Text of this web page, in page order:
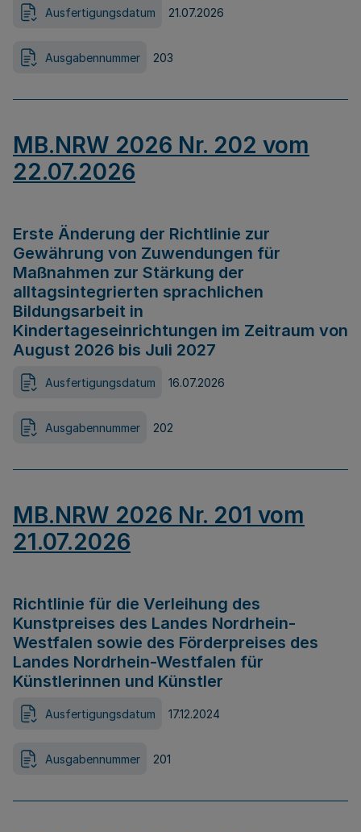
Ausfertigungsdatum 21.07.2026
Ausgabennummer 203
MB.NRW 2026 Nr. 202 vom
22.07.2026
Erste Änderung der Richtlinie zur
Gewährung von Zuwendungen für
Maßnahmen zur Stärkung der
alltagsintegrierten sprachlichen
Bildungsarbeit in
Kindertageseinrichtungen im Zeitraum von
August 2026 bis Juli 2027
Ausfertigungsdatum 16.07.2026
Ausgabennummer 202
MB.NRW 2026 Nr. 201 vom
21.07.2026
Richtlinie für die Verleihung des
Kunstpreises des Landes Nordrhein-
Westfalen sowie des Förderpreises des
Landes Nordrhein-Westfalen für
Künstlerinnen und Künstler
Ausfertigungsdatum 17.12.2024
Ausgabennummer 201